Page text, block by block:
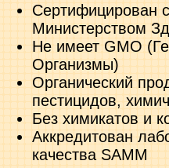
Сертифицирован
Министерством
Не имеет GMO
Организмы)
Органический
пестицидов,
Без химикатов и
Аккредитован
качества SAMM